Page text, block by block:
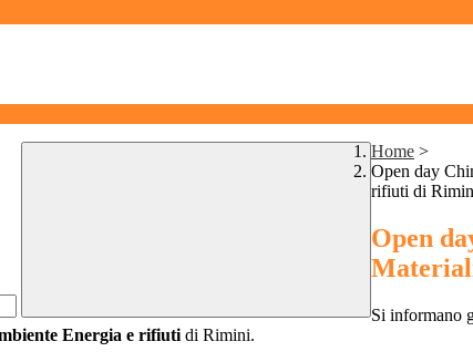
Home >
Open day
rifiuti di
Open
Si informano
Energia e rifiuti di Rimini.